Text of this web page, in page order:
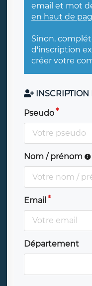
email et mot
en haut de
Sinon,
d'inscription
créer votre
INSCRIPTION
Pseudo
Nom / prénom
Email
Département